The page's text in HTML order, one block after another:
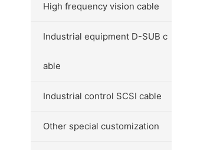
High frequency vision cable
Industrial equipment D-SUB c
able
Industrial control SCSI cable
Other special customization